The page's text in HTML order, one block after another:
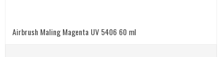
Airbrush Maling Magenta UV 5406 60 ml